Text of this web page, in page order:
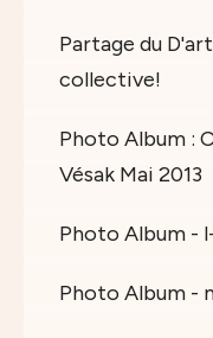
Partage du
collective!
Photo Album :
Vésak Mai 2013
Photo Album -
Photo Album -